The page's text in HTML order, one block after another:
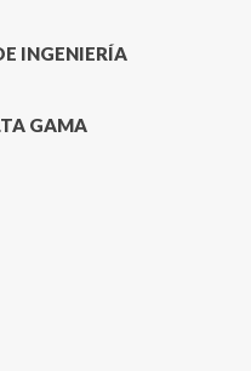
INGENIERÍA
GAMA